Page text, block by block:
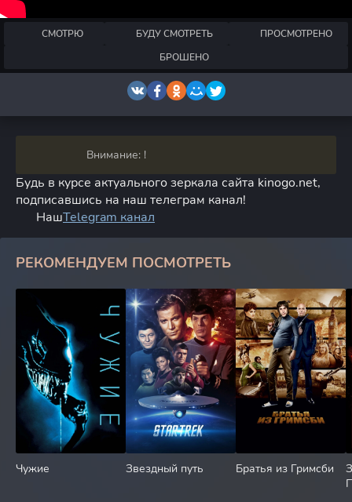
СМОТРЮ БУДУ СМОТРЕТЬ
ПРОСМОТРЕНО
БРОШЕНО
Внимание: !
Будь в курсе актуального зеркала сайта kinogo.net,
подписавшись на наш телеграм канал!
НашTelegram канал
РЕКОМЕНДУЕМ ПОСМОТРЕТЬ
Чужие Звездный путь Братья из Гримсби